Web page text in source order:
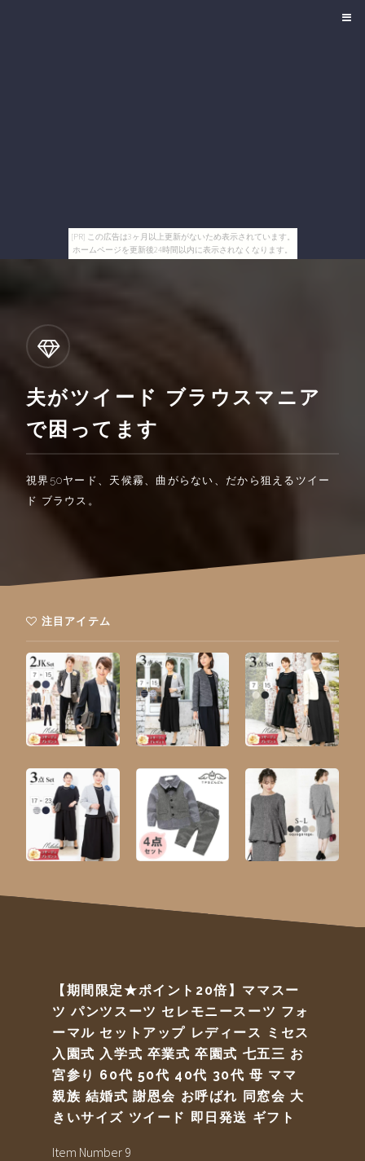
[PR] この広告は3ヶ月以上更新がないため表示されています。
ホームページを更新後24時間以内に表示されなくなります。
夫がツイード ブラウスマニア
で困ってます
視界50ヤード、天候霧、曲がらない、だから狙えるツイー
ド ブラウス。
注目アイテム
【期間限定★ポイント20倍】ママスー
ツ パンツスーツ セレモニースーツ フォ
ーマル セットアップ レディース ミセス
入園式 入学式 卒業式 卒園式 七五三 お
宮参り 60代 50代 40代 30代 母 ママ
親族 結婚式 謝恩会 お呼ばれ 同窓会 大
きいサイズ ツイード 即日発送 ギフト
Item Number 9